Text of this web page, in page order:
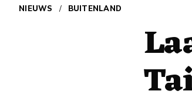
NIEUWS / BUITENLAND